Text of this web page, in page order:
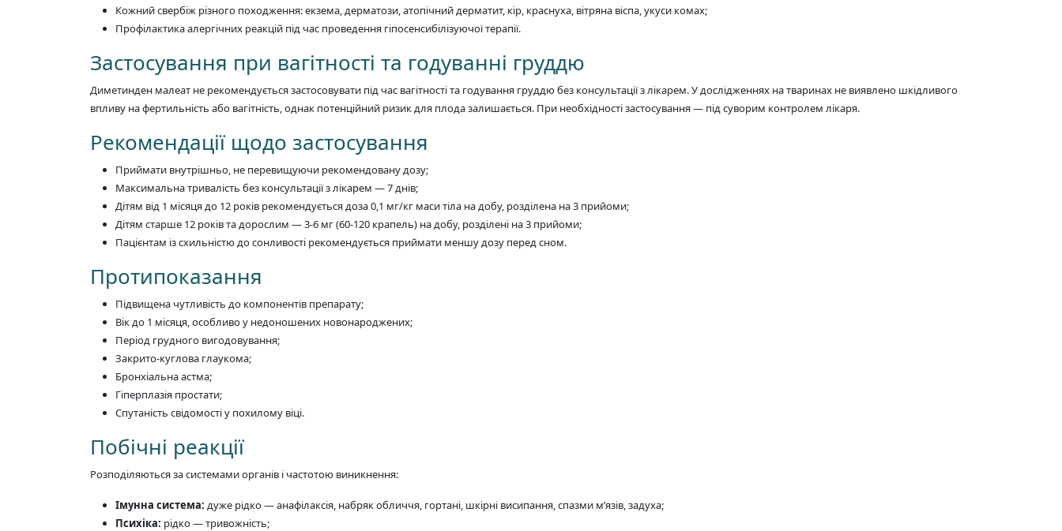
Кожний свербіж різного походження: екзема, дерматози, атопічний дерматит, кір, краснуха, вітряна віспа, укуси комах;
Профілактика алергічних реакцій під час проведення гіпосенсибілізуючої терапії.
Застосування при вагітності та годуванні груддю
Диметинден малеат не рекомендується застосовувати під час вагітності та годування груддю без консультації з лікарем. У дослідженнях на тваринах не виявлено шкідливого
впливу на фертильність або вагітність, однак потенційний ризик для плода залишається. При необхідності застосування — під суворим контролем лікаря.
Рекомендації щодо застосування
Приймати внутрішньо, не перевищуючи рекомендовану дозу;
Максимальна тривалість без консультації з лікарем — 7 днів;
Дітям від 1 місяця до 12 років рекомендується доза 0,1 мг/кг маси тіла на добу, розділена на 3 прийоми;
Дітям старше 12 років та дорослим — 3-6 мг (60-120 крапель) на добу, розділені на 3 прийоми;
Пацієнтам із схильністю до сонливості рекомендується приймати меншу дозу перед сном.
Протипоказання
Підвищена чутливість до компонентів препарату;
Вік до 1 місяця, особливо у недоношених новонароджених;
Період грудного вигодовування;
Закрито-куглова глаукома;
Бронхіальна астма;
Гіперплазія простати;
Спутаність свідомості у похилому віці.
Побічні реакції
Розподіляються за системами органів і частотою виникнення:
Імунна система: дуже рідко — анафілаксія, набряк обличчя, гортані, шкірні висипання, спазми м’язів, задуха;
Психіка: рідко — тривожність;